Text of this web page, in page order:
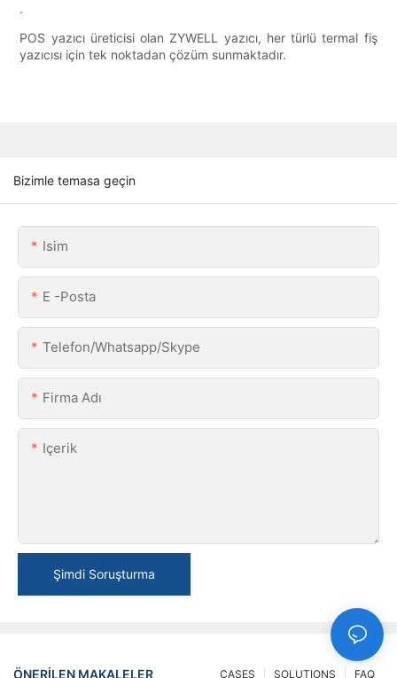
.
POS yazıcı üreticisi olan ZYWELL yazıcı, her türlü termal fiş
yazıcısı için tek noktadan çözüm sunmaktadır.
Bizimle temasa geçin
Isim
E -posta
Telefon/Whatsapp/Skype
Firma Adı
Içerik
Şimdi Soruşturma
ÖNERILEN MAKALELER FAQ
SOLUTIONS
CASES